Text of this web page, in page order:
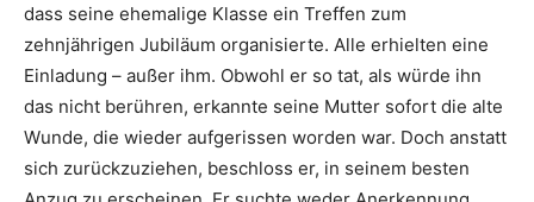
dass seine ehemalige Klasse ein Treffen zum
zehnjährigen Jubiläum organisierte. Alle erhielten eine
Einladung – außer ihm. Obwohl er so tat, als würde ihn
das nicht berühren, erkannte seine Mutter sofort die alte
Wunde, die wieder aufgerissen worden war. Doch anstatt
sich zurückzuziehen, beschloss er, in seinem besten